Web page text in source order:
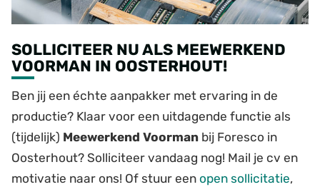
SOLLICITEER NU ALS MEEWERKEND
VOORMAN IN OOSTERHOUT!
Ben jij een échte aanpakker met ervaring in de
productie? Klaar voor een uitdagende functie als
(tijdelijk) Meewerkend Voorman bij Foresco in
Oosterhout? Solliciteer vandaag nog! Mail je cv en
motivatie naar ons! Of stuur een open sollicitatie,